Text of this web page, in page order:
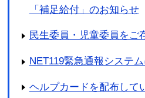
「補足給付」のお知らせ
民生委員・児童委員をご
NET119緊急通報システ
ヘルプカードを配布して